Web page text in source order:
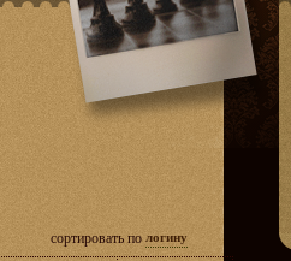
сортировать пологину